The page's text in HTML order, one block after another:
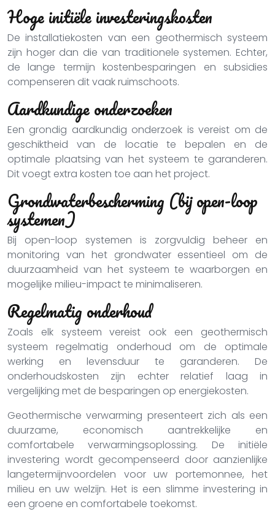
Hoge initiële investeringskosten
De installatiekosten van een geothermisch systeem
zijn hoger dan die van traditionele systemen. Echter,
de lange termijn kostenbesparingen en subsidies
compenseren dit vaak ruimschoots.
Aardkundige onderzoeken
Een grondig aardkundig onderzoek is vereist om de
geschiktheid van de locatie te bepalen en de
optimale plaatsing van het systeem te garanderen.
Dit voegt extra kosten toe aan het project.
Grondwaterbescherming (bij open-loop
systemen)
Bij open-loop systemen is zorgvuldig beheer en
monitoring van het grondwater essentieel om de
duurzaamheid van het systeem te waarborgen en
mogelijke milieu-impact te minimaliseren.
Regelmatig onderhoud
Zoals elk systeem vereist ook een geothermisch
systeem regelmatig onderhoud om de optimale
werking en levensduur te garanderen. De
onderhoudskosten zijn echter relatief laag in
vergelijking met de besparingen op energiekosten.
Geothermische verwarming presenteert zich als een
duurzame, economisch aantrekkelijke en
comfortabele verwarmingsoplossing. De initiële
investering wordt gecompenseerd door aanzienlijke
langetermijnvoordelen voor uw portemonnee, het
milieu en uw welzijn. Het is een slimme investering in
een groene en comfortabele toekomst.